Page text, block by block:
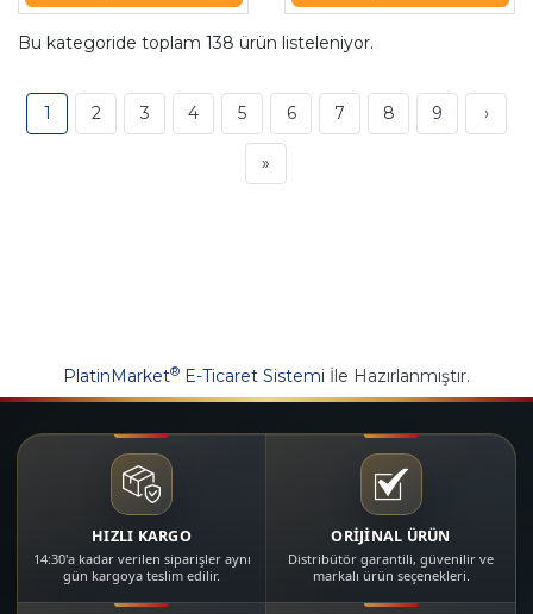
Bu kategoride toplam 138 ürün listeleniyor.
1 2 3 4 5 6 7 8 9 ›
»
PlatinMarket® E-Ticaret Sistemi İle Hazırlanmıştır.
HIZLI KARGO
14:30'a kadar verilen siparişler aynı
gün kargoya teslim edilir.
ORİJİNAL ÜRÜN
Distribütör garantili, güvenilir ve
markalı ürün seçenekleri.